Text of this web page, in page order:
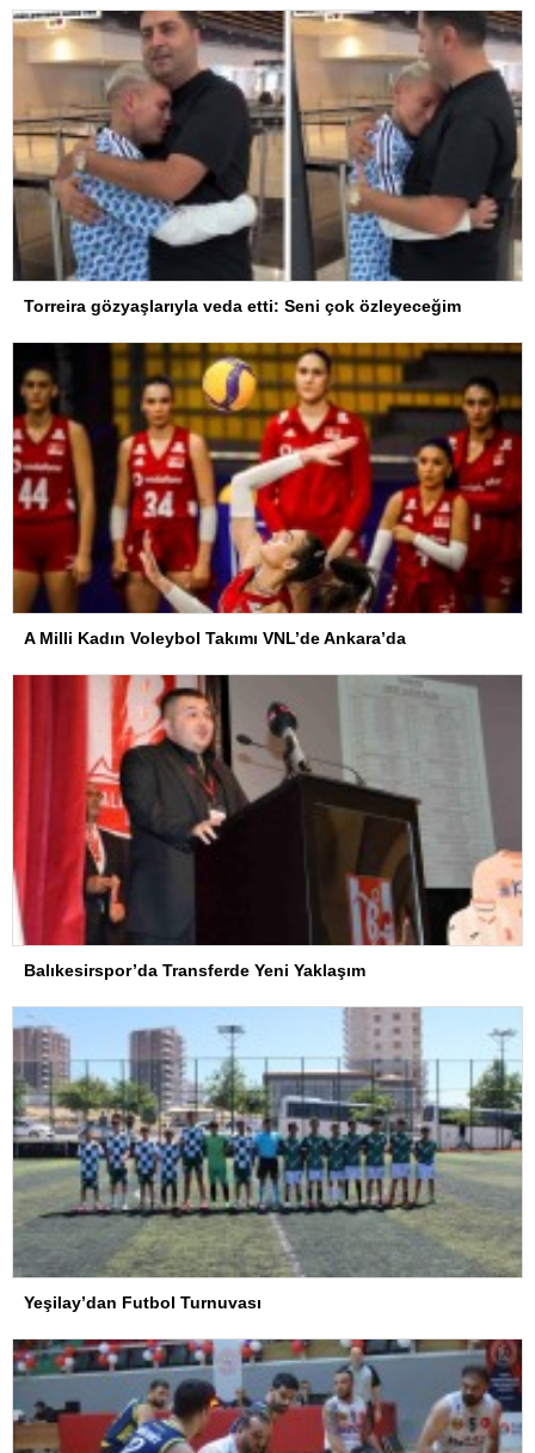
Torreira gözyaşlarıyla veda etti: Seni çok özleyeceğim
A Milli Kadın Voleybol Takımı VNL’de Ankara’da
Balıkesirspor’da Transferde Yeni Yaklaşım
Yeşilay’dan Futbol Turnuvası